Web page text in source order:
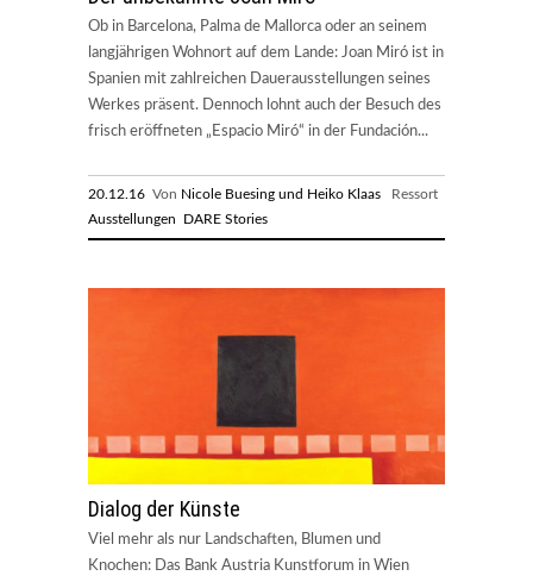
Ob in Barcelona, Palma de Mallorca oder an seinem
langjährigen Wohnort auf dem Lande: Joan Miró ist in
Spanien mit zahlreichen Dauerausstellungen seines
Werkes präsent. Dennoch lohnt auch der Besuch des
frisch eröffneten „Espacio Miró“ in der Fundación...
20.12.16 Von Nicole Buesing und Heiko Klaas Ressort
Ausstellungen
DARE Stories
Dialog der Künste
Viel mehr als nur Landschaften, Blumen und
Knochen: Das Bank Austria Kunstforum in Wien